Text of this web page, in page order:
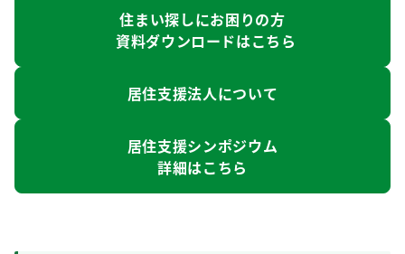
住まい探しにお困りの方
資料ダウンロードはこちら
居住支援法人について
居住支援シンポジウム
詳細はこちら